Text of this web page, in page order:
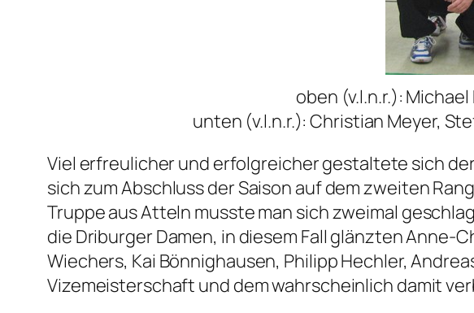
oben (v.l.n.r.):
unten (v.l.n.r.): Christian Meyer,
Viel erfreulicher und erfolgreicher gestaltete sich
sich zum Abschluss der Saison auf dem zweiten
Truppe aus Atteln musste man sich zweimal
die Driburger Damen, in diesem Fall glänzten Anne-
Wiechers, Kai Bönnighausen, Philipp Hechler,
Vizemeisterschaft und dem wahrscheinlich damit